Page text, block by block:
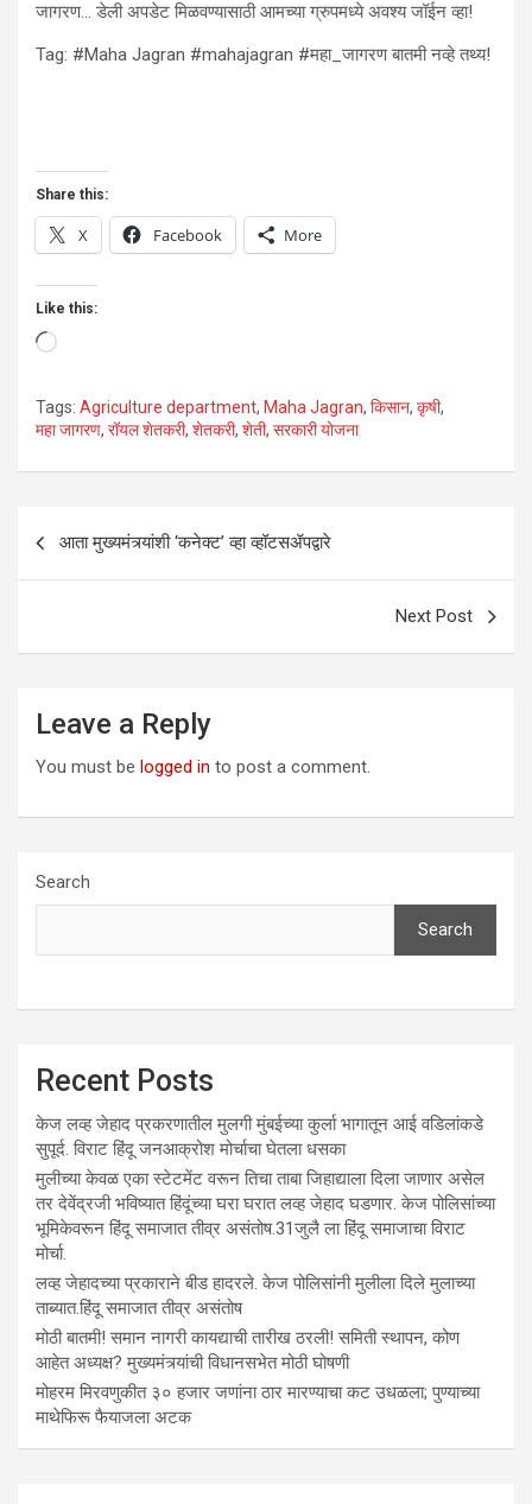
जागरण… डेली अपडेट मिळवण्यासाठी आमच्या ग्रुपमध्ये अवश्य जॉईन व्हा!
Tag: #Maha Jagran #mahajagran #महा_जागरण बातमी नव्हे तथ्य!
Share this:
X Facebook More
Like this:
Loading…
Tags: Agriculture department, Maha Jagran, किसान, कृषी,
महा जागरण, रॉयल शेतकरी, शेतकरी, शेती, सरकारी योजना
navigation
आता मुख्यमंत्र्यांशी ‘कनेक्ट’ व्हा व्हॉटसॲपद्वारे
Next Post
Leave a Reply
You must be logged in to post a comment.
Search
Search
Recent Posts
केज लव्ह जेहाद प्रकरणातील मुलगी मुंबईच्या कुर्ला भागातून आई वडिलांकडे
सुपूर्द. विराट हिंदू जनआक्रोश मोर्चाचा घेतला धसका
मुलीच्या केवळ एका स्टेटमेंट वरून तिचा ताबा जिहाद्याला दिला जाणार असेल
तर देवेंद्रजी भविष्यात हिंदूंच्या घरा घरात लव्ह जेहाद घडणार. केज पोलिसांच्या
भूमिकेवरून हिंदू समाजात तीव्र असंतोष.31जुलै ला हिंदू समाजाचा विराट
मोर्चा.
लव्ह जेहादच्या प्रकाराने बीड हादरले. केज पोलिसांनी मुलीला दिले मुलाच्या
ताब्यात.हिंदू समाजात तीव्र असंतोष
मोठी बातमी! समान नागरी कायद्याची तारीख ठरली! समिती स्थापन, कोण
आहेत अध्यक्ष? मुख्यमंत्र्यांची विधानसभेत मोठी घोषणी
मोहरम मिरवणुकीत ३० हजार जणांना ठार मारण्‍याचा कट उधळला; पुण्‍याच्‍या
माथेफिरू फैयाजला अटक